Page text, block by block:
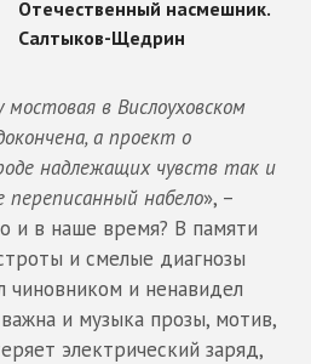
в Вислоуховском
а проект о
надлежащих чувств так и
набело», –
и в наше время? В памяти
и смелые диагнозы
чиновником и ненавидел
и музыка прозы, мотив,
электрический заряд,